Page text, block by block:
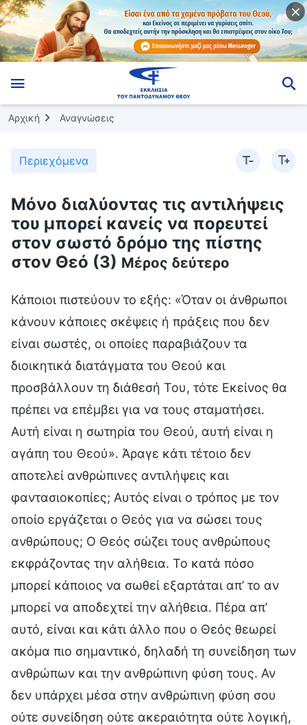
Αρχική Αναγνώσεις
Περιεχόμενα
Μόνο διαλύοντας τις αντιλήψεις
του μπορεί κανείς να πορευτεί
στον σωστό δρόμο της πίστης
στον Θεό (3) Μέρος δεύτερο
Κάποιοι πιστεύουν το εξής: «Όταν οι άνθρωποι
κάνουν κάποιες σκέψεις ή πράξεις που δεν
είναι σωστές, οι οποίες παραβιάζουν τα
διοικητικά διατάγματα του Θεού και
προσβάλλουν τη διάθεσή Του, τότε Εκείνος θα
πρέπει να επέμβει για να τους σταματήσει.
Αυτή είναι η σωτηρία του Θεού, αυτή είναι η
αγάπη του Θεού». Άραγε κάτι τέτοιο δεν
αποτελεί ανθρώπινες αντιλήψεις και
φαντασιοκοπίες; Αυτός είναι ο τρόπος με τον
οποίο εργάζεται ο Θεός για να σώσει τους
ανθρώπους; Ο Θεός σώζει τους ανθρώπους
εκφράζοντας την αλήθεια. Το κατά πόσο
μπορεί κάποιος να σωθεί εξαρτάται απ’ το αν
μπορεί να αποδεχτεί την αλήθεια. Πέρα απ’
αυτό, είναι και κάτι άλλο που ο Θεός θεωρεί
ακόμα πιο σημαντικό, δηλαδή τη συνείδηση των
ανθρώπων και την ανθρώπινη φύση τους. Αν
δεν υπάρχει μέσα στην ανθρώπινη φύση σου
ούτε συνείδηση ούτε ακεραιότητα ούτε λογική,